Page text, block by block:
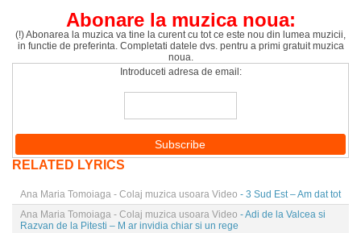
Abonare la muzica noua:
(!) Abonarea la muzica va tine la curent cu tot ce este nou din lumea muzicii,
in functie de preferinta. Completati datele dvs. pentru a primi gratuit muzica
noua.
Introduceti adresa de email:
RELATED LYRICS
Ana Maria Tomoiaga - Colaj muzica usoara Video - 3 Sud Est – Am dat tot
Ana Maria Tomoiaga - Colaj muzica usoara Video - Adi de la Valcea si
Razvan de la Pitesti – M ar invidia chiar si un rege